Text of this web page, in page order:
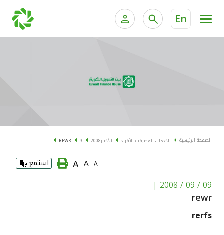
En
الخدمات المصرفية الإلكترونية للشركات
البطاقات
التمويل
الصفحة الرئيسية الخدمات المصرفية للأفراد الأخبار2008
9
REWR
A
A
A استمع
09 / 09 / 2008
|
rewr
rerfs